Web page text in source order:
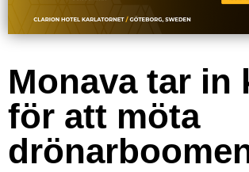
Monava tar in
för att möta